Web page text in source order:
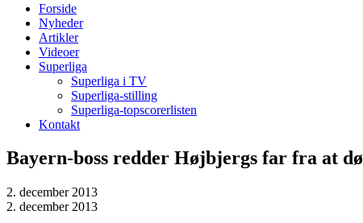
Forside
Nyheder
Artikler
Videoer
Superliga
Superliga i TV
Superliga-stilling
Superliga-topscorerlisten
Kontakt
Bayern-boss redder Højbjergs far fra at dø
2. december 2013
2. december 2013